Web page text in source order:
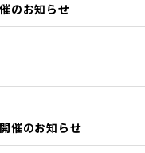
のお知らせ
催のお知らせ